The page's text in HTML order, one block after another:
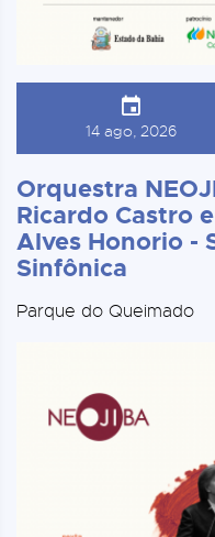
14 ago, 2026
Orquestra
Ricardo Castro
Alves Honorio -
Sinfônica
Parque do Queimado